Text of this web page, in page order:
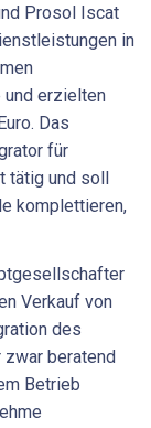
Prosol Iscat
in
erzielten
Das
für
tätig und soll
komplettieren,
Verkauf von
des
zwar beratend
Betrieb